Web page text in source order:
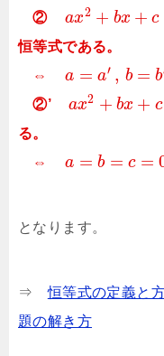
② ax2 + bx + c
恒等式である。
⇔
a = a′ , b = b
②’ ax2 + bx + c
る。
⇔
a = b = c =
となります。
⇒恒等式の定義と
題の解き方